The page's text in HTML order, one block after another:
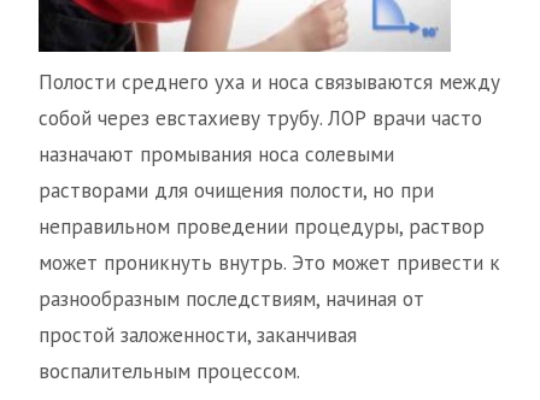
Полости среднего уха и носа связываются между
собой через евстахиеву трубу. ЛОР врачи часто
назначают промывания носа солевыми
растворами для очищения полости, но при
неправильном проведении процедуры, раствор
может проникнуть внутрь. Это может привести к
разнообразным последствиям, начиная от
простой заложенности, заканчивая
воспалительным процессом.